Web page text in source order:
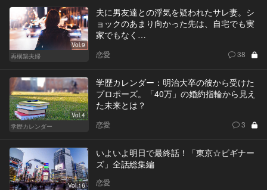
Vol.9
再構築夫婦
夫に男友達との浮気を疑われたサレ妻。シ
ョックのあまり向かった先は、自宅でも実
家でもなく…
恋愛 38
Vol.4
学歴カレンダー
学歴カレンダー：明治大卒の彼から受けた
プロポーズ。「40万」の婚約指輪から見え
た未来とは？
恋愛 3
Vol.16
いよいよ明日で最終話！「東京☆ビギナー
ズ」全話総集編
恋愛